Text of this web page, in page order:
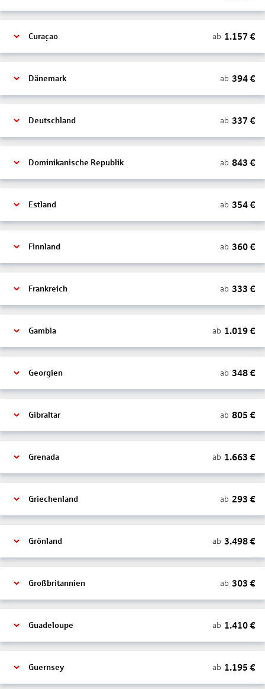
Curaçao ab 1.157 €
Dänemark ab 394€
Deutschland ab 337 €
Dominikanische Republik ab 843 €
Estland ab 354€
Finnland ab 360€
Frankreich ab 333 €
Gambia ab 1.019€
Georgien ab 348€
Gibraltar ab 805 €
Grenada ab 1.663 €
Griechenland ab 293 €
Grönland ab 3.498€
Großbritannien ab 303 €
Guadeloupe ab 1.410€
Guernsey ab 1.195 €